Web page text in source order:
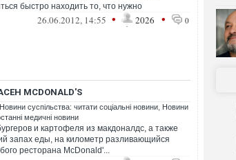
быстро находить то, что нужно
26.06.2012, 14:55 • 2026 • 0
MCDONALD'S
Новини суспільства: читати соціальні новини Новини
медичні новини
и картофеля из макдоналдс, а также
запах еды, на километр разливающийся
ресторана McDonald'...